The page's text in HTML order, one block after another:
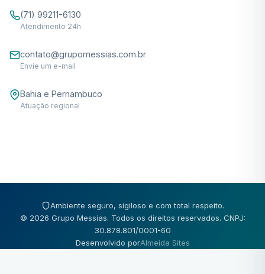
(71) 99211-6130
Atendimento 24h
contato@grupomessias.com.br
Envie um e-mail
Bahia e Pernambuco
Atuação regional
Ambiente seguro, sigiloso e com total respeito.
© 2026 Grupo Messias. Todos os direitos reservados. CNPJ:
30.878.801/0001-60
Desenvolvido porAlmeida Sites